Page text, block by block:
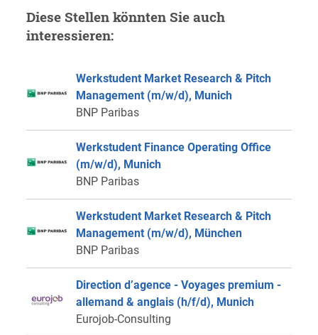
Diese Stellen könnten Sie auch
interessieren:
Werkstudent Market Research & Pitch
Management (m/w/d), Munich
BNP Paribas
Werkstudent Finance Operating Office
(m/w/d), Munich
BNP Paribas
Werkstudent Market Research & Pitch
Management (m/w/d), München
BNP Paribas
Direction d’agence - Voyages premium -
allemand & anglais (h/f/d), Munich
Eurojob-Consulting